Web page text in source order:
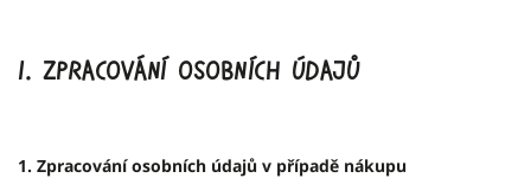
I. Zpracování osobních údajů
1. Zpracování osobních údajů v případě nákupu